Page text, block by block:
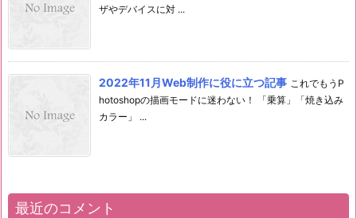
ザやデバイスに対 ...
2022年11月Web制作に役に立つ記事 これでもうP
hotoshopの描画モードに迷わない！ 「乗算」「焼き込み
カラー」 ...
最近のコメント